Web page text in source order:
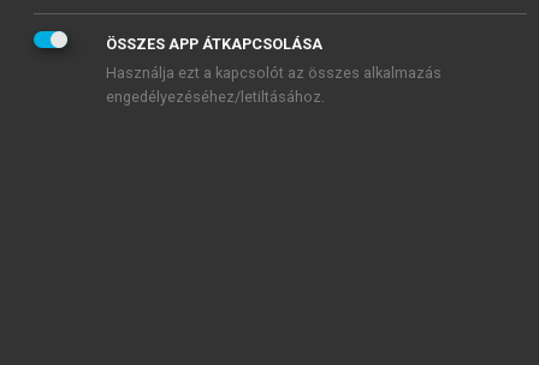
ÖSSZES APP ÁTKAPCSOLÁSA
Használja ezt a kapcsolót az összes alkalmazás
engedélyezéséhez/letiltásához.